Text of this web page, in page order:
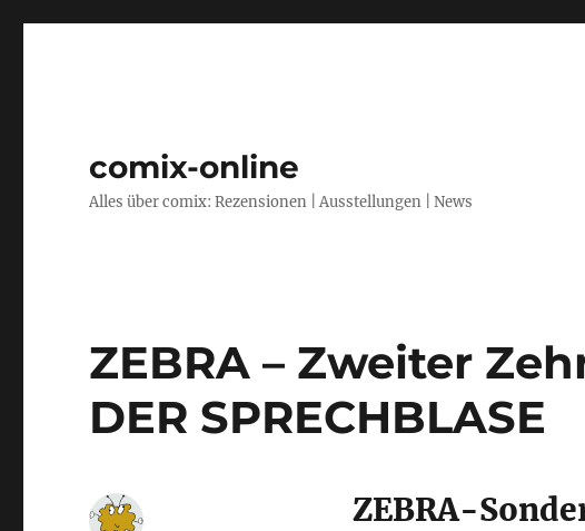
comix-online
Alles über comix: Rezensionen | Ausstellungen | News
ZEBRA – Zweiter
DER SPRECHBLASE
ZEBRA-